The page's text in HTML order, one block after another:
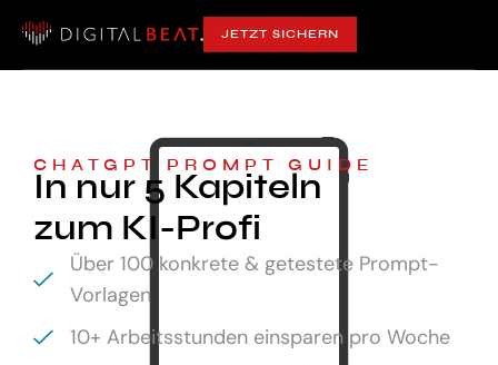
JETZT SICHERN
CHATGPT PROMPT GUIDE
In nur 5 Kapiteln
zum KI-Profi
Über 100 konkrete & getestete Prompt-
Vorlagen
10+ Arbeitsstunden einsparen pro Woche